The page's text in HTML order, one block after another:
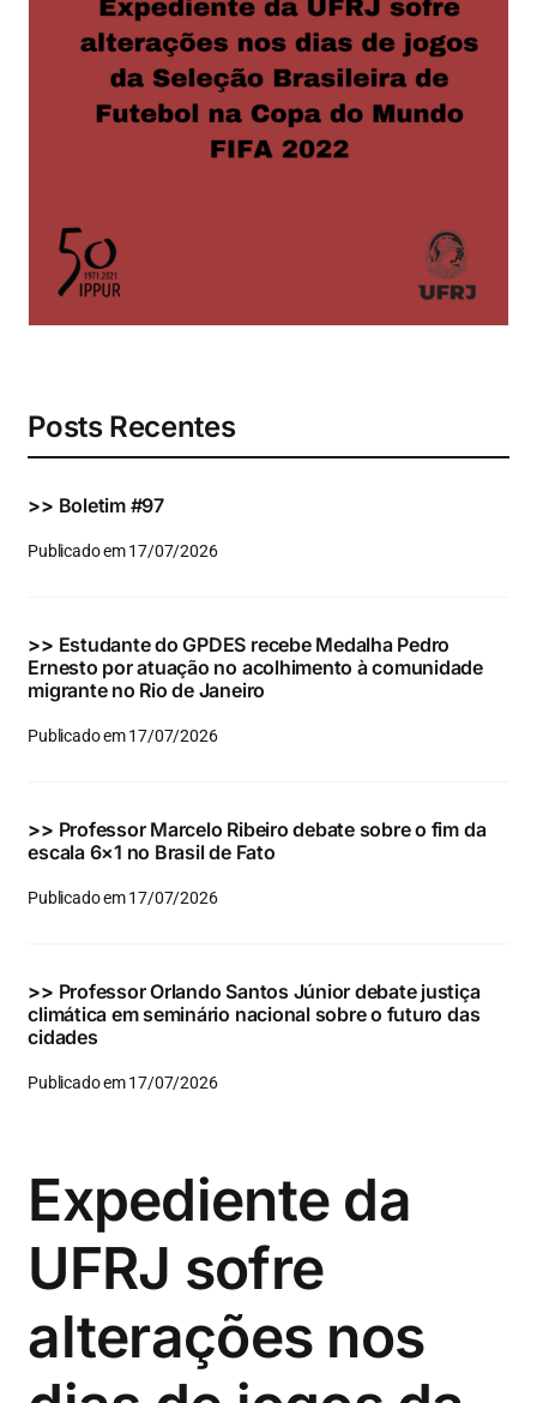
Eventos e Certificados
Comunicação
Posts Recentes
>> Boletim #97
Publicado em 17/07/2026
>> Estudante do GPDES recebe Medalha Pedro
Ernesto por atuação no acolhimento à comunidade
migrante no Rio de Janeiro
Publicado em 17/07/2026
>> Professor Marcelo Ribeiro debate sobre o fim da
escala 6×1 no Brasil de Fato
Publicado em 17/07/2026
>> Professor Orlando Santos Júnior debate justiça
climática em seminário nacional sobre o futuro das
cidades
Publicado em 17/07/2026
Expediente da
UFRJ sofre
alterações nos